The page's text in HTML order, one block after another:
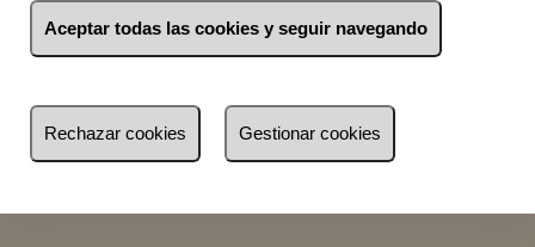
Venta Alquiler
Busca por referencia, precio, tipo...
Aceptar todas las cookies y seguir navegando
Rechazar cookies Gestionar cookies